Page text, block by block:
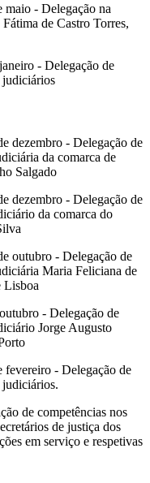
maio - Delegação na
de Castro Torres,
- Delegação de
judiciários
dezembro - Delegação de
da comarca de
Salgado
dezembro - Delegação de
da comarca do
outubro - Delegação de
Maria Feliciana de
Lisboa
- Delegação de
Jorge Augusto
fevereiro - Delegação de
judiciários.
de competências nos
de justiça dos
em serviço e respetivas